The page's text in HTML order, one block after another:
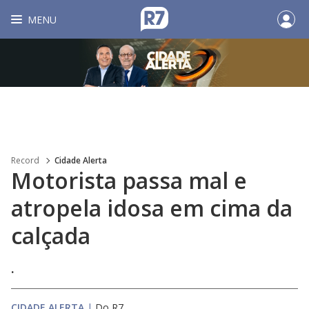
MENU
Record Cidade Alerta
Motorista passa mal e
atropela idosa em cima da
calçada
.